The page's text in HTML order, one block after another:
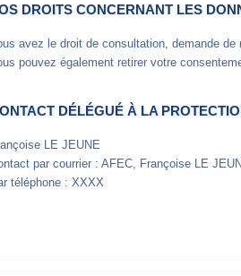
DROITS CONCERNANT LES
avez le droit de consultation, demande de
pouvez également retirer votre
DÉLÉGUÉ À LA
LE JEUNE
par courrier : AFEC, Françoise LE
téléphone : XXXX